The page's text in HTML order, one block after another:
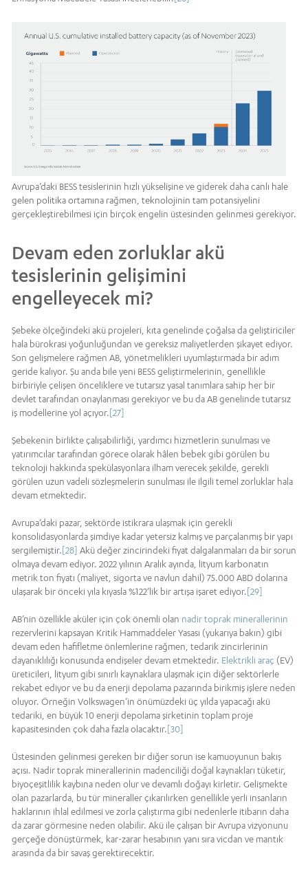
Avrupa’daki BESS tesislerinin hızlı yükselişine ve giderek daha canlı hale
gelen politika ortamına rağmen, teknolojinin tam potansiyelini
gerçekleştirebilmesi için birçok engelin üstesinden gelinmesi gerekiyor.
Devam eden zorluklar akü
tesislerinin gelişimini
engelleyecek mi?
Şebeke ölçeğindeki akü projeleri, kıta genelinde çoğalsa da geliştiriciler
hala bürokrasi yoğunluğundan ve gereksiz maliyetlerden şikayet ediyor.
Son gelişmelere rağmen AB, yönetmelikleri uyumlaştırmada bir adım
geride kalıyor. Şu anda bile yeni BESS geliştirmelerinin, genellikle
birbiriyle çelişen önceliklere ve tutarsız yasal tanımlara sahip her bir
devlet tarafından onaylanması gerekiyor ve bu da AB genelinde tutarsız
iş modellerine yol açıyor.[27]
Şebekenin birlikte çalışabilirliği, yardımcı hizmetlerin sunulması ve
yatırımcılar tarafından görece olarak hâlen bebek gibi görülen bu
teknoloji hakkında spekülasyonlara ilham verecek şekilde, gerekli
görülen uzun vadeli sözleşmelerin sunulması ile ilgili temel zorluklar hala
devam etmektedir.
Avrupa’daki pazar, sektörde istikrara ulaşmak için gerekli
konsolidasyonlarda şimdiye kadar yetersiz kalmış ve parçalanmış bir yapı
sergilemiştir.[28] Akü değer zincirindeki fiyat dalgalanmaları da bir sorun
olmaya devam ediyor. 2022 yılının Aralık ayında, lityum karbonatın
metrik ton fiyatı (maliyet, sigorta ve navlun dahil) 75.000 ABD dolarına
ulaşarak bir önceki yıla kıyasla %122’lik bir artışa işaret ediyor.[29]
AB’nin özellikle aküler için çok önemli olan nadir toprak minerallerinin
rezervlerini kapsayan Kritik Hammaddeler Yasası (yukarıya bakın) gibi
devam eden hafifletme önlemlerine rağmen, tedarik zincirlerinin
dayanıklılığı konusunda endişeler devam etmektedir. Elektrikli araç (EV)
üreticileri, lityum gibi sınırlı kaynaklara ulaşmak için diğer sektörlerle
rekabet ediyor ve bu da enerji depolama pazarında birikmiş işlere neden
oluyor. Örneğin Volkswagen’in önümüzdeki üç yılda yapacağı akü
tedariki, en büyük 10 enerji depolama şirketinin toplam proje
kapasitesinden çok daha fazla olacaktır.[30]
Üstesinden gelinmesi gereken bir diğer sorun ise kamuoyunun bakış
açısı. Nadir toprak minerallerinin madenciliği doğal kaynakları tüketir,
biyoçeşitlilik kaybına neden olur ve devamlı doğayı kirletir. Gelişmekte
olan pazarlarda, bu tür mineraller çıkarılırken genellikle yerli insanların
haklarının ihlal edilmesi ve zorla çalıştırma gibi nedenlerle itibarın daha
da zarar görmesine neden olabilir. Akü ile çalışan bir Avrupa vizyonunu
gerçeğe dönüştürmek, kar-zarar hesabının yanı sıra vicdan ve mantık
arasında da bir savaş gerektirecektir.